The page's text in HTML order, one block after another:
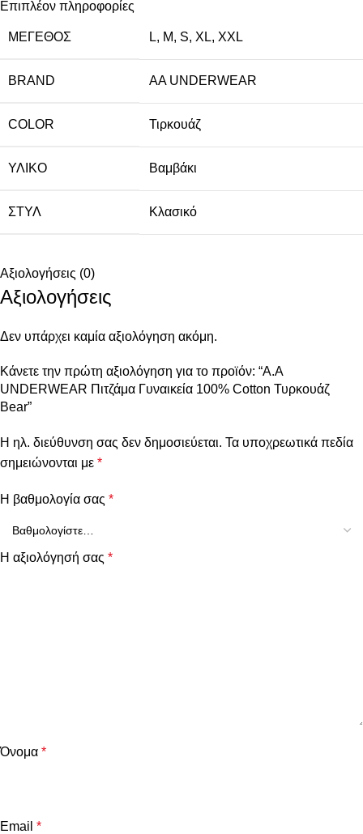
Επιπλέον πληροφορίες
ΜΈΓΕΘΟΣ L, M, S, XL, XXL
BRAND AA UNDERWEAR
COLOR Τιρκουάζ
ΥΛΙΚΌ Βαμβάκι
ΣΤΥΛ Κλασικό
Αξιολογήσεις (0)
Αξιολογήσεις
Δεν υπάρχει καμία αξιολόγηση ακόμη.
Κάνετε την πρώτη αξιολόγηση για το προϊόν: “A.A
UNDERWEAR Πιτζάμα Γυναικεία 100% Cotton Τυρκουάζ
Bear”
Η ηλ. διεύθυνση σας δεν δημοσιεύεται. Τα υποχρεωτικά πεδία
σημειώνονται με *
Η βαθμολογία σας *
Η αξιολόγησή σας *
Όνομα *
Email *